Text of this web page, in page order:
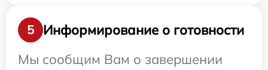
5
Информирование о готовности
Мы сообщим Вам о завершении